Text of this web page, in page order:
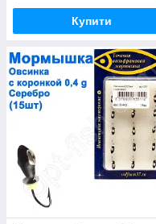
Купити